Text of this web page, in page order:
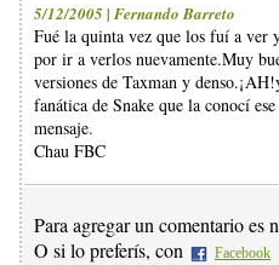
5/12/2005 | Fernando Barreto
Fué la quinta vez que los fuí a ver
por ir a verlos nuevamente.Muy
versiones de Taxman y
fanática de Snake que la conocí
mensaje.
Chau FBC
Para agregar un comentario es
O si lo preferís, con Facebook